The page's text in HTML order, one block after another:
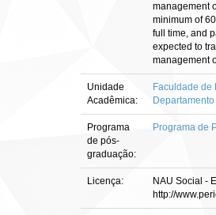
management
minimum of
full time, and
expected to
management
Unidade
Acadêmica:
Faculdade de
Programa
de pós-
graduação:
Programa de
Licença:
NAU Social -
http://